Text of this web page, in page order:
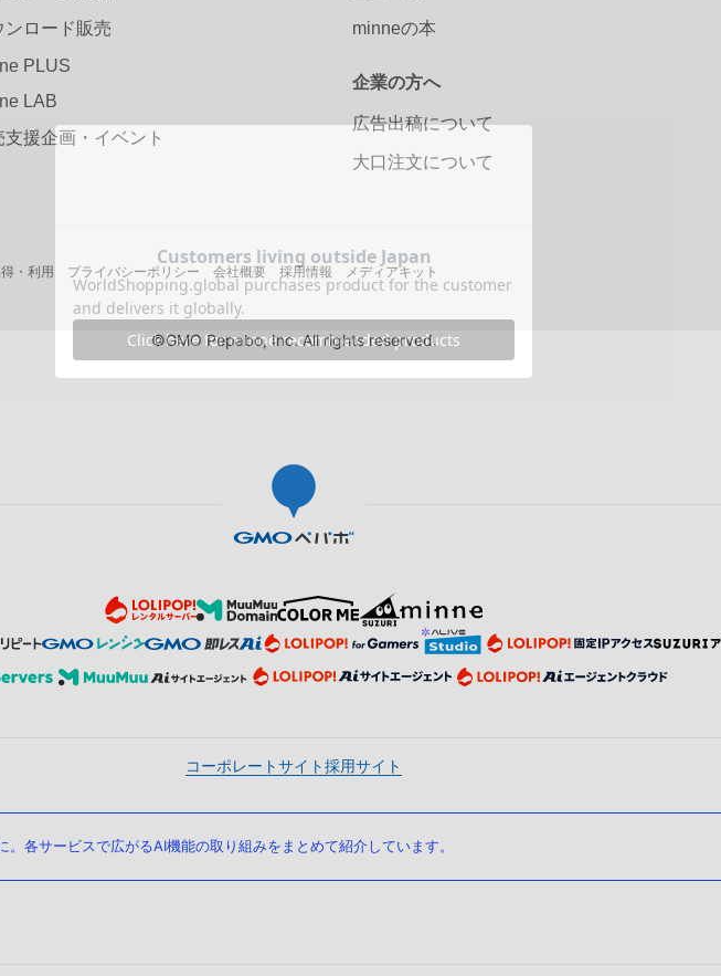
ンロード販売
PLUS
LAB
支援企画・イベント
minneの本
企業の方へ
広告出稿について
大口注文について
・利用 プライバシーポリシー 会社概要 採用情報 メディアキット
©GMO Pepabo, Inc. All rights reserved.
コーポレートサイト採用サイト
各サービスで広がるAI機能の取り組みをまとめて紹介しています。